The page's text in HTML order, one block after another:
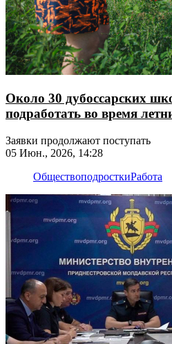
Около 30 дубоссарских
подработать во время
Заявки продолжают поступать
05 Июн., 2026, 14:28
ОбществоподросткиРабота